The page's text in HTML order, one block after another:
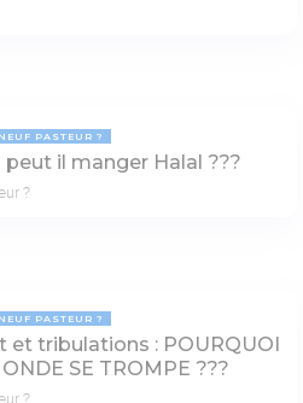
PASTEUR ?
peut il manger Halal ???
?
PASTEUR ?
et tribulations : POURQUOI
SE TROMPE ???
?